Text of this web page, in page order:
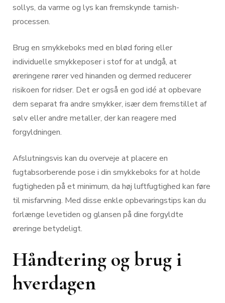
sollys, da varme og lys kan fremskynde tarnish-
processen.
Brug en smykkeboks med en blød foring eller
individuelle smykkeposer i stof for at undgå, at
øreringene rører ved hinanden og dermed reducerer
risikoen for ridser. Det er også en god idé at opbevare
dem separat fra andre smykker, især dem fremstillet af
sølv eller andre metaller, der kan reagere med
forgyldningen.
Afslutningsvis kan du overveje at placere en
fugtabsorberende pose i din smykkeboks for at holde
fugtigheden på et minimum, da høj luftfugtighed kan føre
til misfarvning. Med disse enkle opbevaringstips kan du
forlænge levetiden og glansen på dine forgyldte
øreringe betydeligt.
Håndtering og brug i
hverdagen